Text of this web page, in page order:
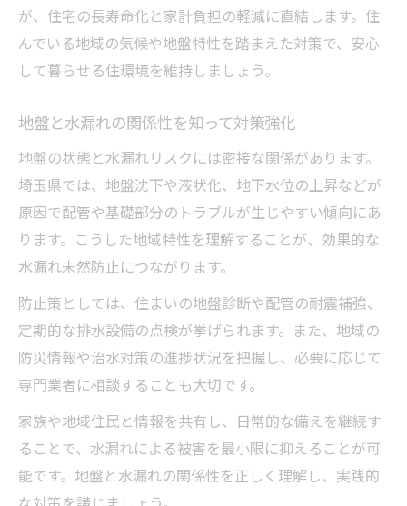
が、住宅の長寿命化と家計負担の軽減に直結します。住
んでいる地域の気候や地盤特性を踏まえた対策で、安心
して暮らせる住環境を維持しましょう。
地盤と水漏れの関係性を知って対策強化
地盤の状態と水漏れリスクには密接な関係があります。
埼玉県では、地盤沈下や液状化、地下水位の上昇などが
原因で配管や基礎部分のトラブルが生じやすい傾向にあ
ります。こうした地域特性を理解することが、効果的な
水漏れ未然防止につながります。
防止策としては、住まいの地盤診断や配管の耐震補強、
定期的な排水設備の点検が挙げられます。また、地域の
防災情報や治水対策の進捗状況を把握し、必要に応じて
専門業者に相談することも大切です。
家族や地域住民と情報を共有し、日常的な備えを継続す
ることで、水漏れによる被害を最小限に抑えることが可
能です。地盤と水漏れの関係性を正しく理解し、実践的